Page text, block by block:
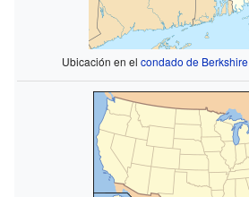
Ubicación en elcondado de Berkshire